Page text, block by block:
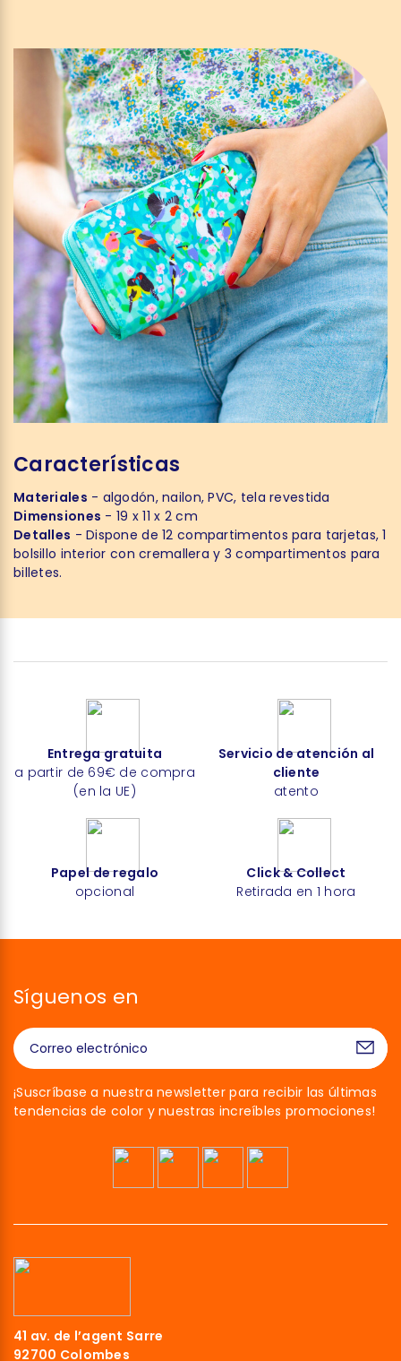
Características
Materiales - algodón, nailon, PVC, tela revestida
Dimensiones - 19 x 11 x 2 cm
Detalles - Dispone de 12 compartimentos para tarjetas, 1
bolsillo interior con cremallera y 3 compartimentos para
billetes.
Entrega gratuita
a partir de 69€ de compra
(en la UE)
Servicio de atención al
cliente
atento
Papel de regalo
opcional
Click & Collect
Retirada en 1 hora
Síguenos en
¡Suscríbase a nuestra newsletter para recibir las últimas
tendencias de color y nuestras increíbles promociones!
41 av. de l’agent Sarre
92700 Colombes